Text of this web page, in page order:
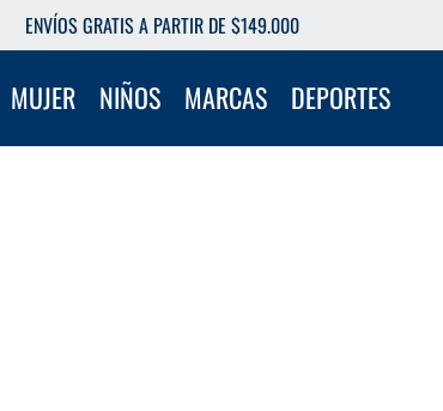
ENVÍOS GRATIS A PARTIR DE $149.000
MUJER NIÑOS MARCAS DEPORTES